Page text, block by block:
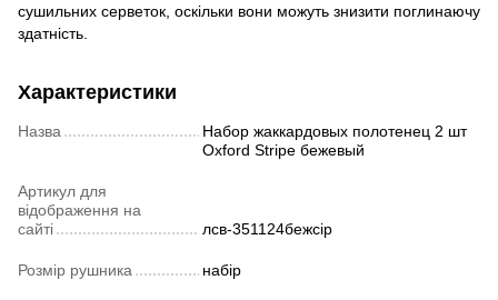
сушильних серветок, оскільки вони можуть знизити поглинаючу
здатність.
Характеристики
Назва
Набор жаккардовых полотенец 2 шт
Oxford Stripe бежевый
Артикул для
відображення на
сайті
лсв-351124бежсір
Розмір рушника набір